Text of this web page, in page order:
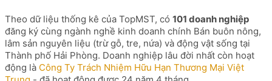
Theo dữ liệu thống kê của TopMST, có 101 doanh nghiệp
đăng ký cùng ngành nghề kinh doanh chính Bán buôn nông,
lâm sản nguyên liệu (trừ gỗ, tre, nứa) và động vật sống tại
Thành phố Hải Phòng. Doanh nghiệp lâu đời nhất còn hoạt
động là Công Ty Trách Nhiệm Hữu Hạn Thương Mại Việt